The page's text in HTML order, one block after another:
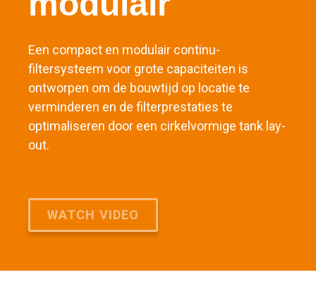
Een compact en modulair continu-
filtersysteem voor grote capaciteiten is
ontworpen om de bouwtijd op locatie te
verminderen en de filterprestaties te
optimaliseren door een cirkelvormige tank lay-
out.
WATCH VIDEO